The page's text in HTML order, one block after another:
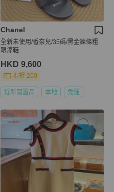
Chanel
全新未使用/香奈兒/35碼/黑金鍊條粗
跟涼鞋
HKD 9,600
現折 200
近新閒置品 本地 免運